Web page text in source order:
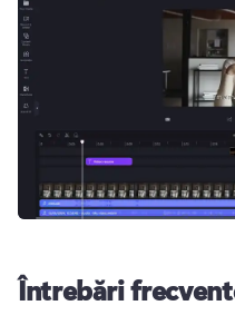
Întrebări